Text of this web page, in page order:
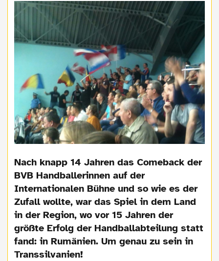
Nach knapp 14 Jahren das Comeback der
BVB Handballerinnen auf der
Internationalen Bühne und so wie es der
Zufall wollte, war das Spiel in dem Land
in der Region, wo vor 15 Jahren der
größte Erfolg der Handballabteilung statt
fand: in Rumänien. Um genau zu sein in
Transsilvanien!